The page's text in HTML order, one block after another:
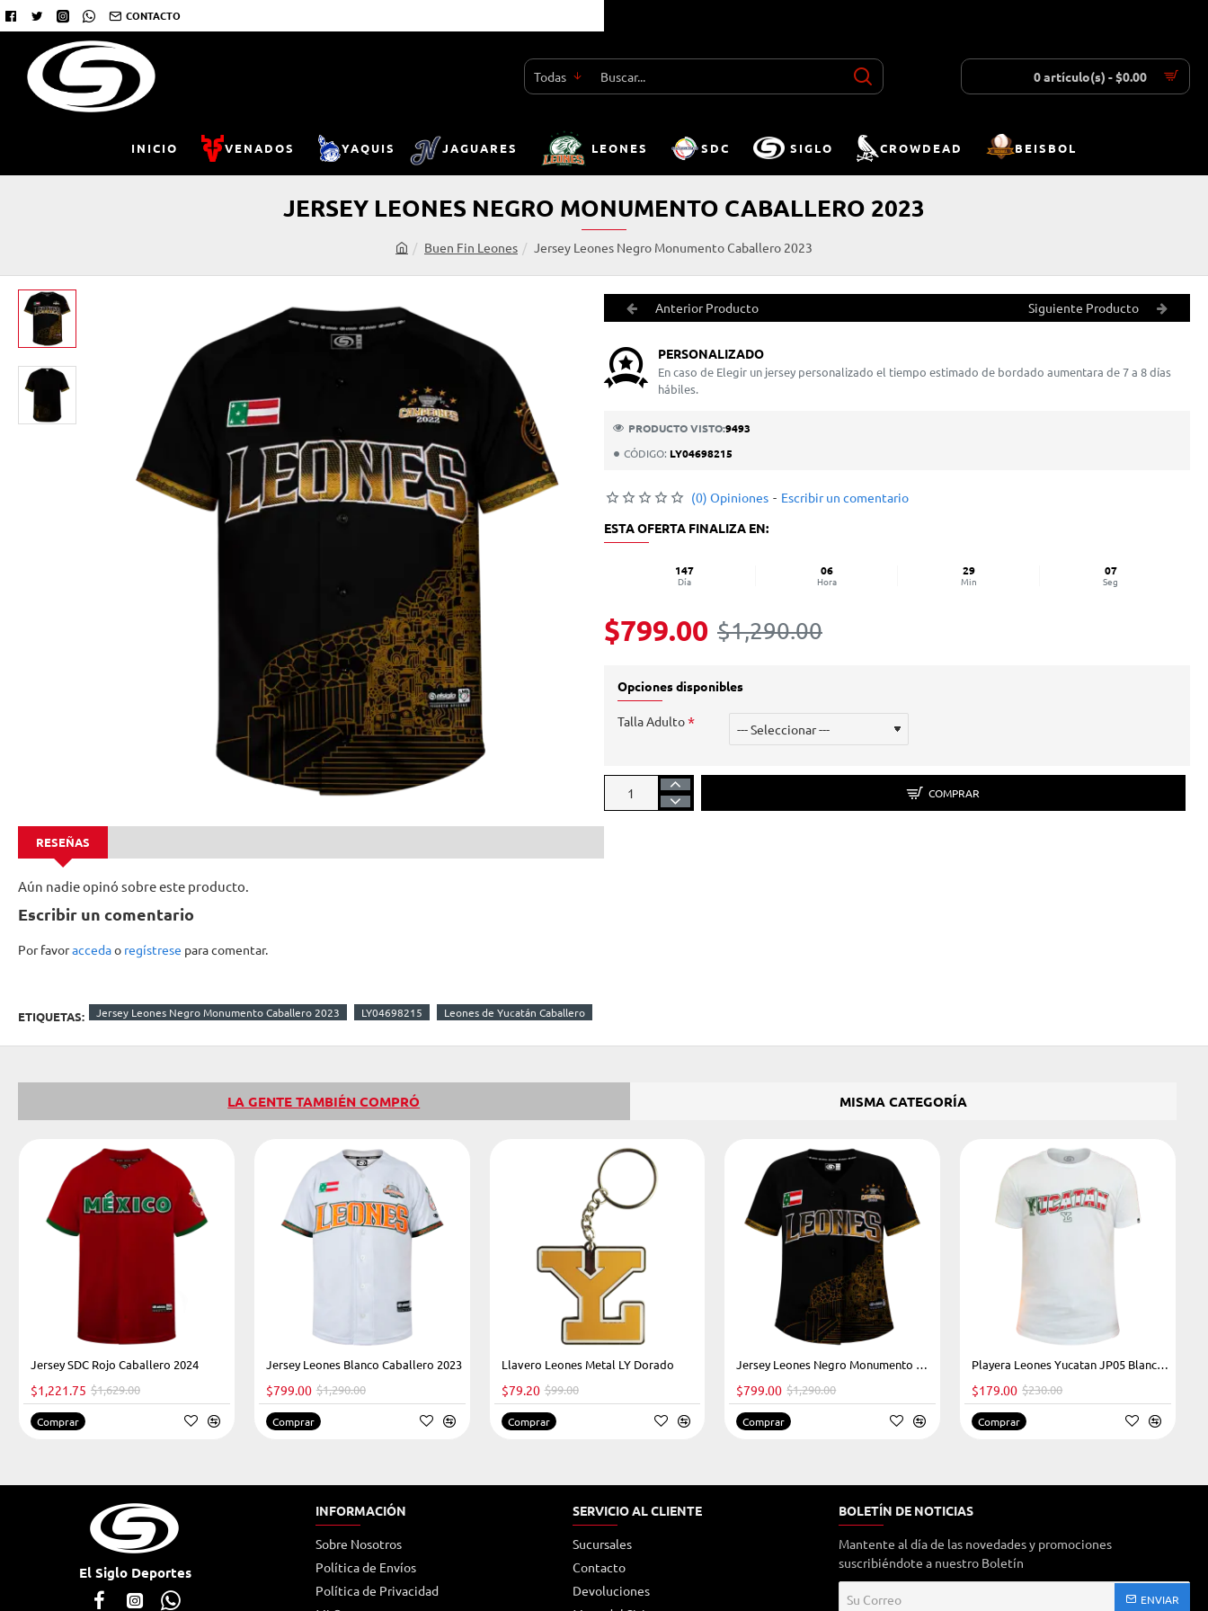
CONTACTO
Todas
Buscar... 0 artículo(s) - $0.00
INICIO VENADOS YAQUIS JAGUARES LEONES SDC SIGLO CROWDEAD BEISBOL
JERSEY LEONES NEGRO MONUMENTO CABALLERO 2023
o
e
Buen Fin Leones Jersey Leones Negro Monumento Caballero 2023
RESEÑAS
Aún nadie opinó sobre este producto.
Escribir un comentario
Por favoraccedao regístrese para comentar.
Anterior Producto Siguiente Producto
PERSONALIZADO
En caso de Elegir un jersey personalizado el tiempo estimado de bordado aumentara de 7 a 8 días
hábiles.
CÓDIGO: LY04698215
PRODUCTO VISTO:9493
(0) Opiniones - Escribir un comentario
ESTA OFERTA FINALIZA EN:
147
Día
06
Hora
29
Min
07
Seg
$799.00 $1,290.00
Opciones disponibles
Talla Adulto
COMPRAR
ETIQUETAS: Jersey Leones Negro Monumento Caballero 2023 LY04698215 Leones de Yucatán Caballero
LA GENTE TAMBIÉN COMPRÓ MISMA CATEGORÍA
Jersey SDC Rojo Caballero 2024
$1,221.75 $1,629.00
Comprar
-38%
Jersey Leones Blanco Caballero 2023
$799.00 $1,290.00
Comprar
-20%
Llavero Leones Metal LY Dorado
$79.20 $99.00
Comprar
-38%Jersey Leones Negro Monumento Dama 2023
$799.00 $1,290.00
Comprar
-22%Playera Leones Yucatan JP05 Blanco Caballero
$179.00 $230.00
Comprar
El Siglo Deportes
INFORMACIÓN
Sobre Nosotros
Política de Envíos
Política de Privacidad
SERVICIO AL CLIENTE
Sucursales
Contacto
Devoluciones
BOLETÍN DE NOTICIAS
Mantente al día de las novedades y promociones
suscribiéndote a nuestro Boletín
ENVIAR